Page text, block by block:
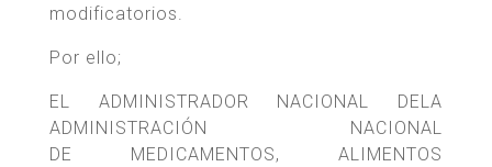
modificatorios.
Por ello;
EL ADMINISTRADOR NACIONAL DELA
ADMINISTRACIÓN NACIONAL
DE MEDICAMENTOS, ALIMENTOS